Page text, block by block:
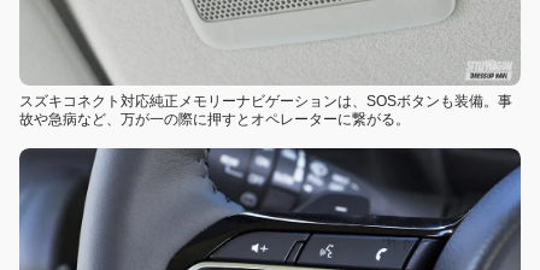
スズキコネクト対応純正メモリーナビゲーションは、SOSボタンも装備。事
故や急病など、万が一の際に押すとオペレーターに繋がる。